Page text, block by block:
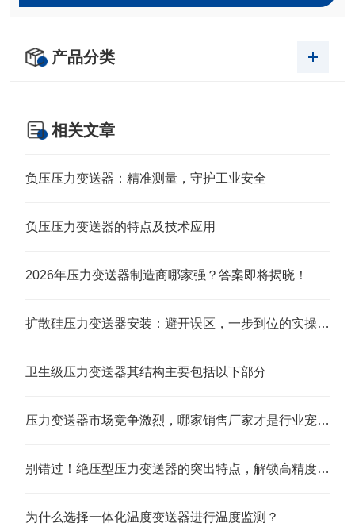
产品分类
相关文章
负压压力变送器：精准测量，守护工业安全
负压压力变送器的特点及技术应用
2026年压力变送器制造商哪家强？答案即将揭晓！
扩散硅压力变送器安装：避开误区，一步到位的实操指南
卫生级压力变送器其结构主要包括以下部分
压力变送器市场竞争激烈，哪家销售厂家才是行业宠儿？
别错过！绝压型压力变送器的突出特点，解锁高精度测量的底层逻辑
为什么选择一体化温度变送器进行温度监测？